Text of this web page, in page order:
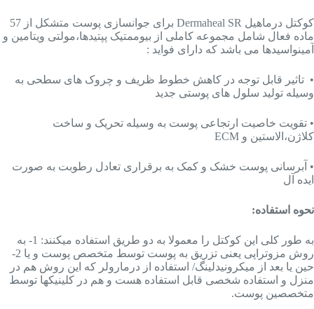
کوکتل درماهیل Dermaheal SR برای جوانسازی پوست متشکل از 57
ماده فعال شامل مجموعه کاملی از بیوممتیک پپتیدها،مولتی ویتامین و
آمینواسیدها می باشد که دارای فواید :
• تاثیر قابل توجه در کاهش خطوط ظریف و چروک های سطحی به
وسیله تولید سلول های پوستی جدید
• تقویت خاصیت ارتجاعی پوست به وسیله تحریک و ساخت
کلاژن،الاستین و ECM
• آبرسانی پوست خشک و کمک به برقراری تعادل رطوبت به صورت
ایده آل
نحوه استفاده:
به طور کلی این کوکتل را معمولا به دو طریق استفاده میکنند: 1- به
روش مزوتراپی یعنی تزریق به پوست توسط متخصص پوست و یا 2-
حین یا بعد از میکرونیدلینگ/ استفاده از درمارولر که این روش هم در
منزل و استفاده شخصی قابل استفاده هست و هم در کلینیکها توسط
متخصصین پوست.